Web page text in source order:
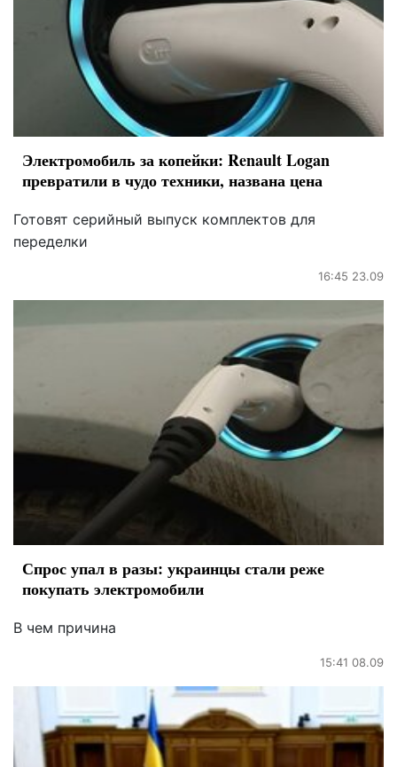
Электромобиль за копейки: Renault Logan
превратили в чудо техники, названа цена
Готовят серийный выпуск комплектов для
переделки
16:45 23.09
Спрос упал в разы: украинцы стали реже
покупать электромобили
В чем причина
15:41 08.09